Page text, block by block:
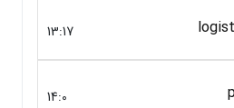
13:17
14:0